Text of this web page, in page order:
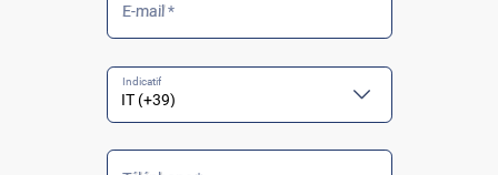
E-mail *